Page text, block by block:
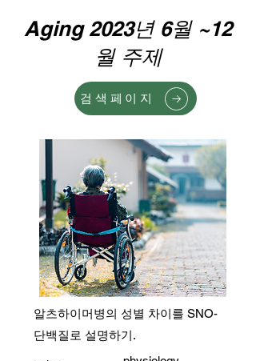
Aging 2023년 6월 ~12
월 주제
검색페이지
알츠하이머병의 성별 차이를 SNO-
단백질로 설명하기.